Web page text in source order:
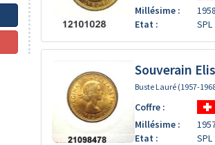
Millésime :
1958
Etat :
SPL
Souverain
Buste Lauré (1957-
Coffre :
Millésime :
Etat :
SPL